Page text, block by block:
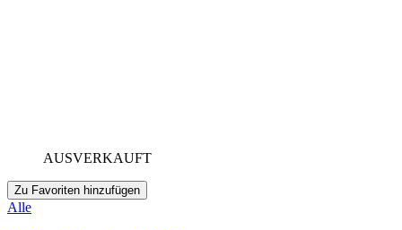
AUSVERKAUFT
Zu Favoriten hinzufügen
Alle